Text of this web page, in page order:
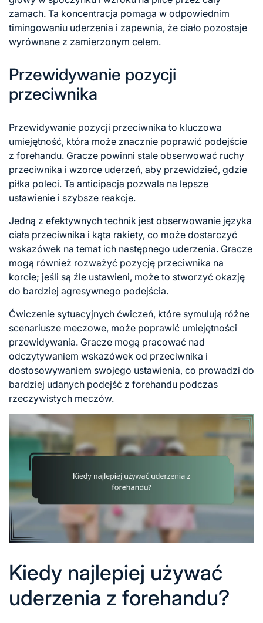
zamach. Ta koncentracja pomaga w odpowiednim
timingowaniu uderzenia i zapewnia, że ciało pozostaje
wyrównane z zamierzonym celem.
Przewidywanie pozycji
przeciwnika
Przewidywanie pozycji przeciwnika to kluczowa
umiejętność, która może znacznie poprawić podejście
z forehandu. Gracze powinni stale obserwować ruchy
przeciwnika i wzorce uderzeń, aby przewidzieć, gdzie
piłka poleci. Ta anticipacja pozwala na lepsze
ustawienie i szybsze reakcje.
Jedną z efektywnych technik jest obserwowanie języka
ciała przeciwnika i kąta rakiety, co może dostarczyć
wskazówek na temat ich następnego uderzenia. Gracze
mogą również rozważyć pozycję przeciwnika na
korcie; jeśli są źle ustawieni, może to stworzyć okazję
do bardziej agresywnego podejścia.
Ćwiczenie sytuacyjnych ćwiczeń, które symulują różne
scenariusze meczowe, może poprawić umiejętności
przewidywania. Gracze mogą pracować nad
odczytywaniem wskazówek od przeciwnika i
dostosowywaniem swojego ustawienia, co prowadzi do
bardziej udanych podejść z forehandu podczas
rzeczywistych meczów.
Kiedy najlepiej używać
uderzenia z forehandu?